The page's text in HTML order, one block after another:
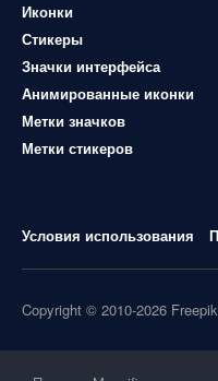
Иконки
Стикеры
Значки интерфейса
Анимированные иконки
Метки значков
Метки стикеров
Условия использования
Copyright © 2010-2026